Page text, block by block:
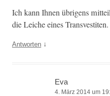
Ich kann Ihnen übri­gens
die Leiche eines Transvestiten.
Antworten ↓
Eva
4. März 2014 um